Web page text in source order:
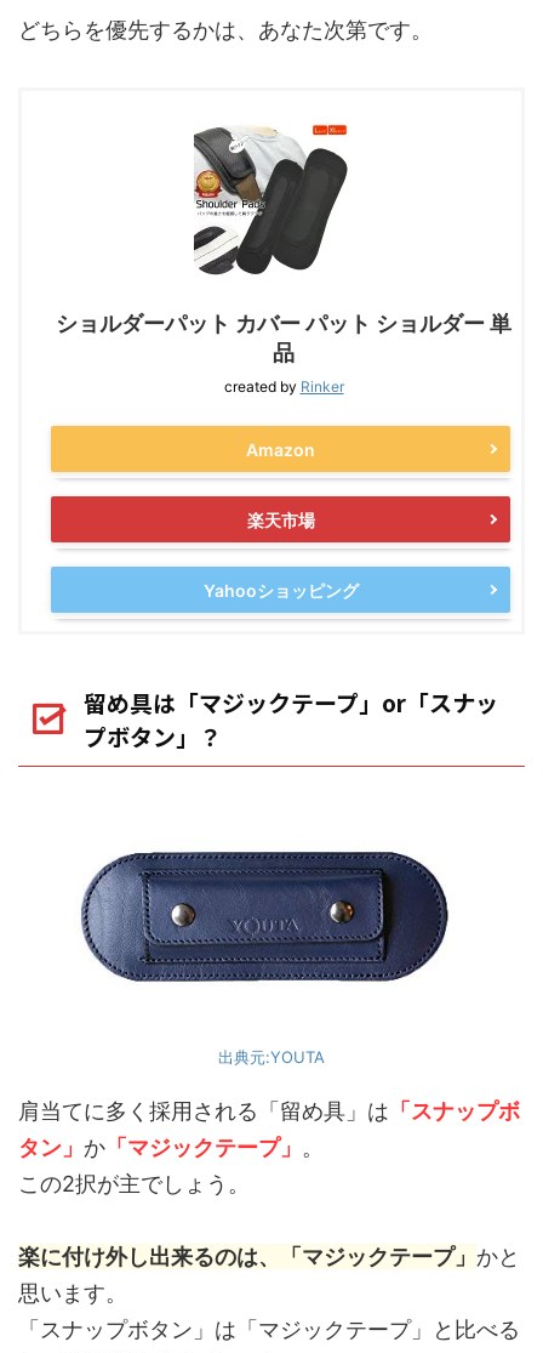
どちらを優先するかは、あなた次第です。
ショルダーパット カバー パット ショルダー 単
品
created by Rinker
Amazon
楽天市場
Yahooショッピング
留め具は「マジックテープ」or「スナッ
プボタン」？
出典元:YOUTA
肩当てに多く採用される「留め具」は 「スナップボ
タン」 か 「マジックテープ」 。
この2択が主でしょう。
楽に付け外し出来るのは、「マジックテープ」 かと
思います。
「スナップボタン」は「マジックテープ」と比べる